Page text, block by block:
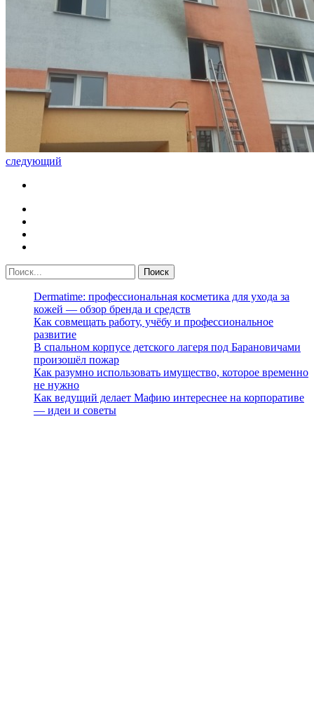
следующий
Dermatime: профессиональная косметика для ухода за
кожей — обзор бренда и средств
Как совмещать работу, учёбу и профессиональное
развитие
В спальном корпусе детского лагеря под Барановичами
произошёл пожар
Как разумно использовать имущество, которое временно
не нужно
Как ведущий делает Мафию интереснее на корпоративе
— идеи и советы